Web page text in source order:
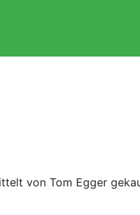
von Tom Egger